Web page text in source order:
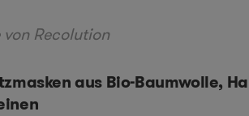
Recolution
aus Bio-Baumwolle,